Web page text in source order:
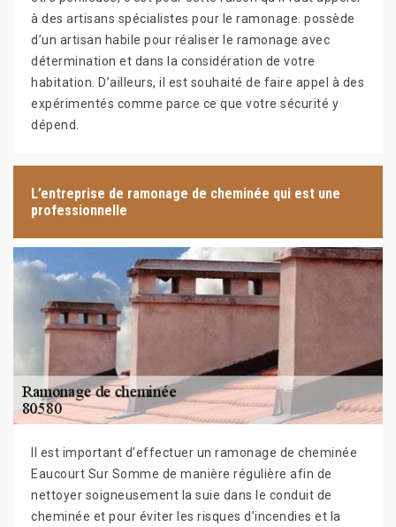
à des artisans spécialistes pour le ramonage. possède
d’un artisan habile pour réaliser le ramonage avec
détermination et dans la considération de votre
habitation. D’ailleurs, il est souhaité de faire appel à des
expérimentés comme parce ce que votre sécurité y
dépend.
L’entreprise de ramonage de cheminée qui est une
professionnelle
Il est important d’effectuer un ramonage de cheminée
Eaucourt Sur Somme de manière régulière afin de
nettoyer soigneusement la suie dans le conduit de
cheminée et pour éviter les risques d’incendies et la